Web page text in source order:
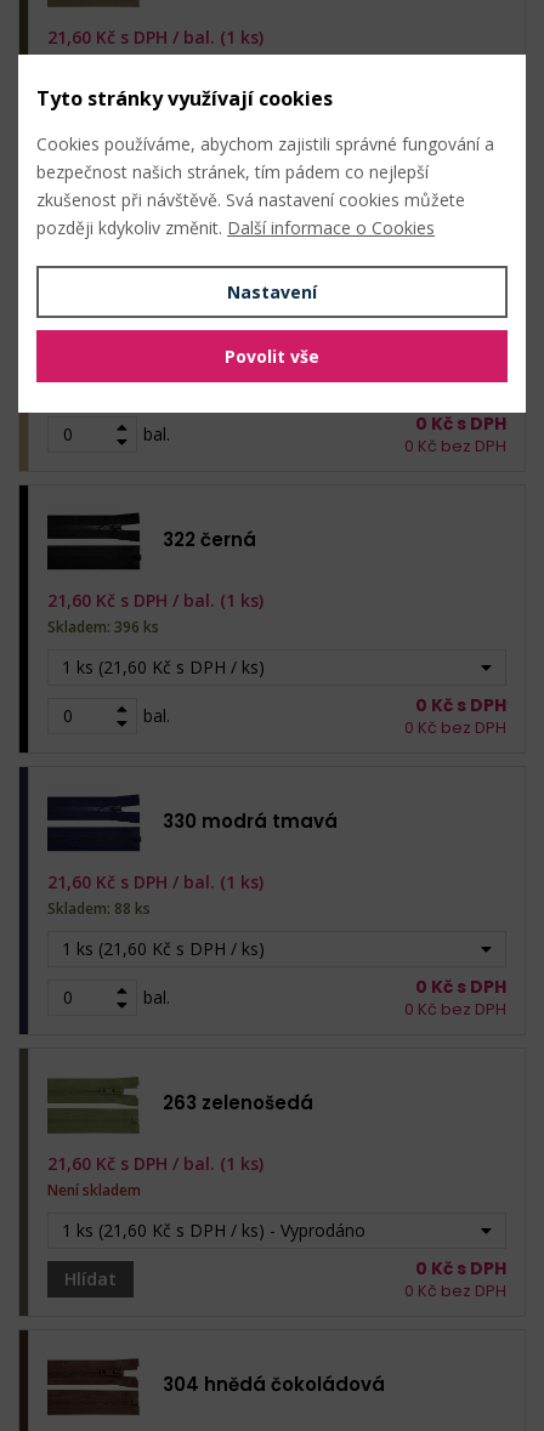
1 ks (21,60 Kč s DPH / ks)
bal.
21,60 Kč s DPH / bal. (1 ks)
0Kč s DPH
0Kč bez DPH
1 ks (21,60 Kč s DPH / ks)
bal.
21,60Kč s DPH /bal. (1 ks)
0 Kč s DPH
0 Kč bez DPH
322 černá
1 ks (21,60 Kč s DPH / ks)
bal.
21,60 Kč s DPH / bal. (1 ks)
Skladem: 396 ks
0 Kč s DPH
0 Kč bez DPH
330 modrá tmavá
1 ks (21,60 Kč s DPH / ks)
bal.
21,60 Kč s DPH / bal. (1 ks)
Skladem: 88 ks
0 Kč s DPH
0 Kč bez DPH
263 zelenošedá
1 ks (21,60 Kč s DPH / ks) - Vyprodáno
Hlídat
21,60 Kč s DPH / bal. (1 ks)
Není skladem
0 Kč s DPH
0 Kč bez DPH
304 hnědá čokoládová
Tyto stránky využívají cookies
Cookies používáme, abychom zajistili správné fungování a
bezpečnost našich stránek, tím pádem co nejlepší
zkušenost při návštěvě. Svá nastavení cookies můžete
později kdykoliv změnit. Další informace o Cookies
Nastavení
Povolit vše